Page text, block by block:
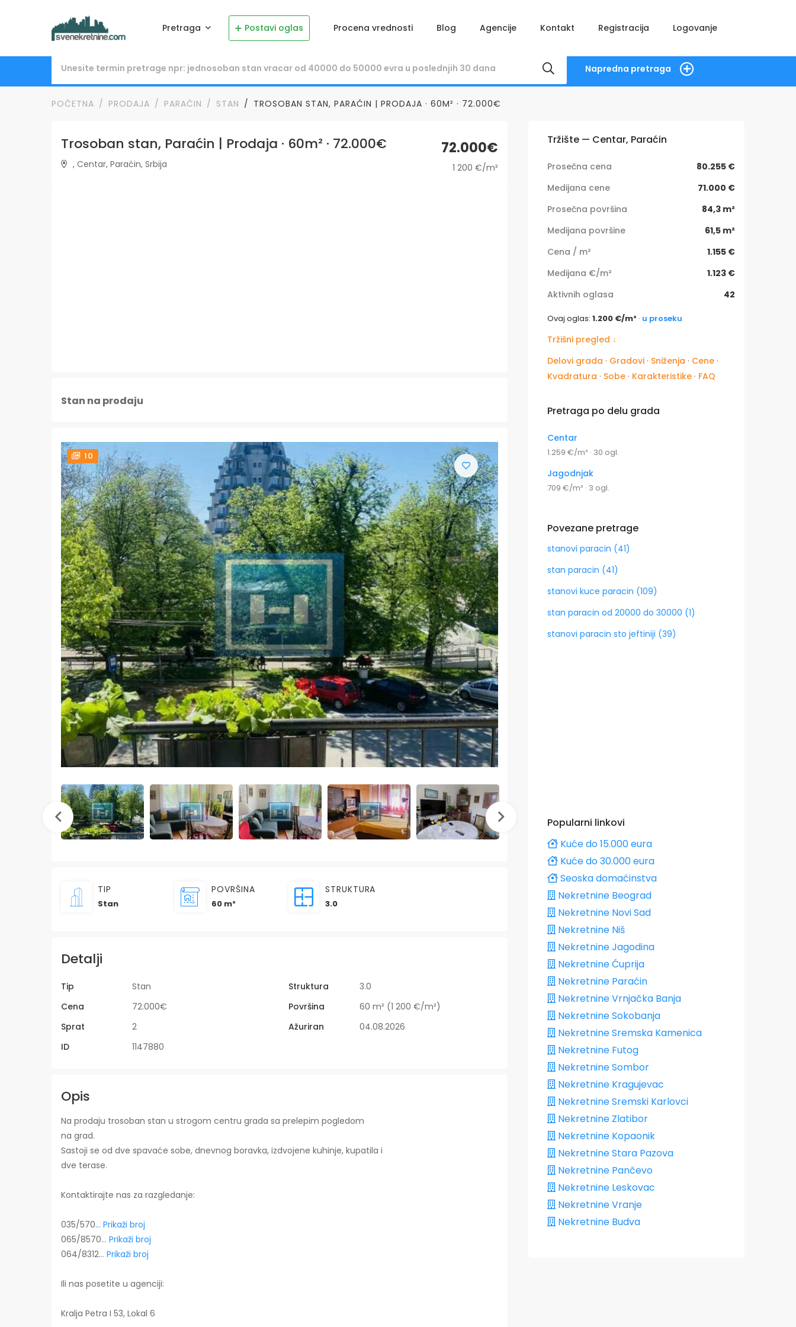
Pretraga Postavi oglas Procena vrednosti Blog Agencije Kontakt Registracija Logovanje
Napredna pretraga
POČETNA PRODAJA PARAĆIN STAN TROSOBAN STAN, PARAĆIN | PRODAJA · 60M² · 72.000€
Trosoban stan, Paraćin | Prodaja · 60m² · 72.000€
, Centar, Paraćin, Srbija
72.000€
1 200 €/m²
Stan na prodaju
10
TIP
Stan
POVRŠINA
60 m²
STRUKTURA
3.0
Detalji
Tip Stan Struktura
3.0
Cena
72.000€ Površina
60 m² (1 200 €/m²)
Sprat
2 Ažuriran
04.08.2026
ID
1147880
Opis
Na prodaju trosoban stan u strogom centru grada sa prelepim pogledom
na grad.
Sastoji se od dve spavaće sobe, dnevnog boravka, izdvojene kuhinje, kupatila i
dve terase.
Kontaktirajte nas za razgledanje:
035/570... Prikaži broj
065/8570... Prikaži broj
064/8312... Prikaži broj
Ili nas posetite u agenciji:
Kralja Petra I 53, Lokal 6
Tržište — Centar, Paraćin
Prosečna cena
80.255 €
Medijana cene
71.000 €
Prosečna površina
84,3 m²
Medijana površine
61,5 m²
Cena / m²
1.155 €
Medijana €/m²
1.123 €
Aktivnih oglasa
42
Ovaj oglas: 1.200 €/m² · u proseku
Tržišni pregled ↓
Delovi grada · Gradovi · Sniženja · Cene ·
Kvadratura · Sobe · Karakteristike · FAQ
Pretraga po delu grada
Centar
1.259 €/m² · 30 ogl.
Jagodnjak
709 €/m² · 3 ogl.
Povezane pretrage
stanovi paracin (41)
stan paracin (41)
stanovi kuce paracin (109)
stan paracin od 20000 do 30000 (1)
stanovi paracin sto jeftiniji (39)
Popularni linkovi
Kuće do 15.000 eura
Kuće do 30.000 eura
Seoska domaćinstva
Nekretnine Beograd
Nekretnine Novi Sad
Nekretnine Niš
Nekretnine Jagodina
Nekretnine Ćuprija
Nekretnine Paraćin
Nekretnine Vrnjačka Banja
Nekretnine Sokobanja
Nekretnine Sremska Kamenica
Nekretnine Futog
Nekretnine Sombor
Nekretnine Kragujevac
Nekretnine Sremski Karlovci
Nekretnine Zlatibor
Nekretnine Kopaonik
Nekretnine Stara Pazova
Nekretnine Pančevo
Nekretnine Leskovac
Nekretnine Vranje
Nekretnine Budva